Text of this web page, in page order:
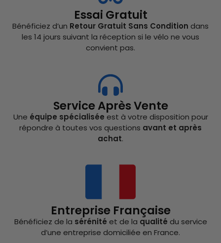
Essai Gratuit
Bénéficiez d’un Retour Gratuit Sans Condition dans
les 14 jours suivant la réception si le vélo ne vous
convient pas.
Service Après Vente
Une équipe spécialisée est à votre disposition pour
répondre à toutes vos questions avant et après
achat.
Entreprise Française
Bénéficiez de la sérénité et de la qualité du service
d’une entreprise domiciliée en France.